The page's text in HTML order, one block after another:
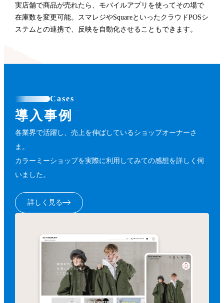
実店舗で商品が売れたら、モバイルアプリを使ってその場で
在庫数を変更可能。スマレジやSquareといったクラウドPOSシ
ステムとの連携で、反映を自動化させることもできます。
Cases
導入事例
各業界で活躍し、売上を伸ばしているショップオーナーさ
ま。
カラーミーショップを実際に利用してみての感想を詳しく伺
いました。
詳しく見る